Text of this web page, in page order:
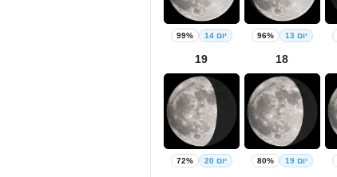
יום 13 96% יום 14 99%
18
יום 19 80%
19
יום 20 72%